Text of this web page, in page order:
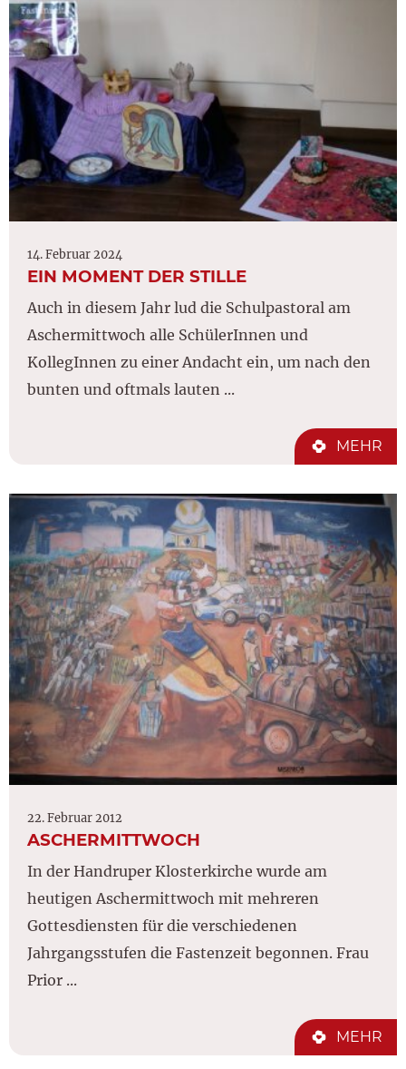
14. Februar 2024
EIN MOMENT DER STILLE
Auch in diesem Jahr lud die Schulpastoral am
Aschermittwoch alle SchülerInnen und
KollegInnen zu einer Andacht ein, um nach den
bunten und oftmals lauten ...
MEHR
22. Februar 2012
ASCHERMITTWOCH
In der Handruper Klosterkirche wurde am
heutigen Aschermittwoch mit mehreren
Gottesdiensten für die verschiedenen
Jahrgangsstufen die Fastenzeit begonnen. Frau
Prior ...
MEHR